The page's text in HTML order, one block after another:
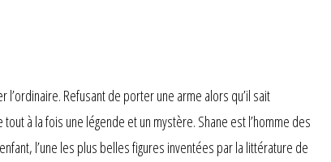
l’ordinaire. Refusant de porter une arme alors qu’il sait
à la fois une légende et un mystère. Shane est l’homme des
l’une les plus belles figures inventées par la littérature de